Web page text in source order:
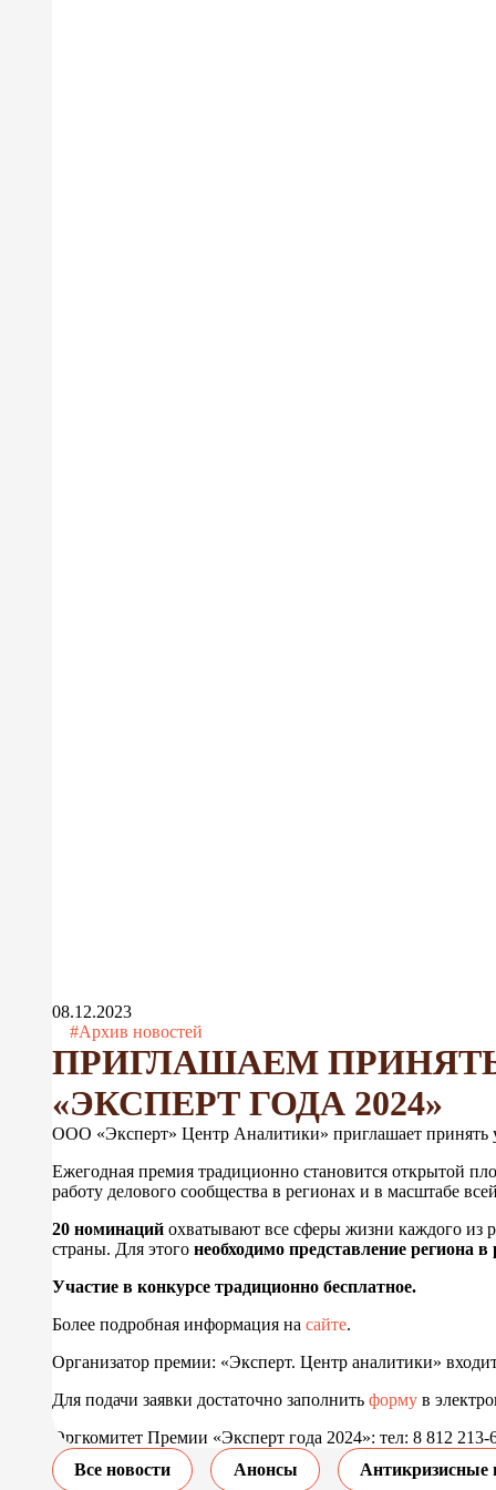
08.12.2023
#Архив новостей
ПРИГЛАШАЕМ
«ЭКСПЕРТ ГОДА 2024»
ООО «Эксперт» Центр Аналитики» приглашает принять
Ежегодная премия традиционно становится открытой
работу делового сообщества в регионах и в масштабе
20 номинацийохватывают все сферы жизни каждого
страны. Для этогонеобходимо представление региона
Участие в конкурсе традиционно бесплатное.
Более подробная информация насайте.
Организатор премии: «Эксперт. Центр аналитики»
Для подачи заявки достаточно заполнитьформу в
Оргкомитет Премии «Эксперт года 2024»: тел: 8 812 213-
Все новости
Анонсы Антикризисные